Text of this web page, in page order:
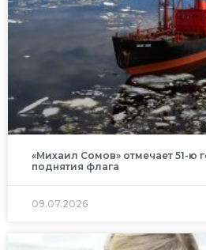
«Михаил Сомов» отмечает 51-ю
поднятия флага
09.07.2026